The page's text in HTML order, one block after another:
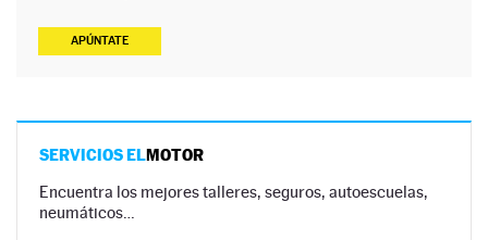
APÚNTATE
SERVICIOS ELMOTOR
Encuentra los mejores talleres, seguros, autoescuelas,
neumáticos…